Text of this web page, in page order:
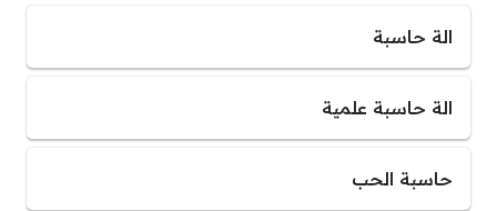
الة حاسبة
الة حاسبة علمية
حاسبة الحب